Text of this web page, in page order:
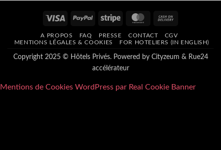
Visa PayPal Stripe MasterCard
Delivery
A PROPOS FAQ PRESSE CONTACT
CGV
MENTIONS LÉGALES & COOKIES
FOR HOTELIERS (IN ENGLISH)
Copyright 2025 © Hôtels Privés. Powered by Cityzeum & Rue24
accélérateur
Mentions de Cookies WordPress par Real Cookie Banner